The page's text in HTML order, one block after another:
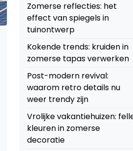
Zomerse reflecties: het
effect van spiegels in
tuinontwerp
Kokende trends: kruiden in
zomerse tapas verwerken
Post-modern revival:
waarom retro details nu
weer trendy zijn
Vrolijke vakantiehuizen:
kleuren in zomerse
decoratie